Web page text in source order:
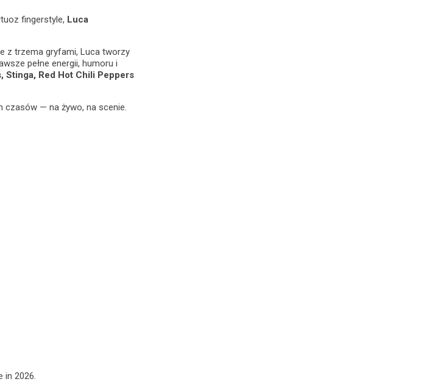
fingerstyle, Luca
z trzema gryfami, Luca tworzy
pełne energii, humoru i
Stinga, Red Hot Chili Peppers
czasów — na żywo, na scenie.
in 2026.